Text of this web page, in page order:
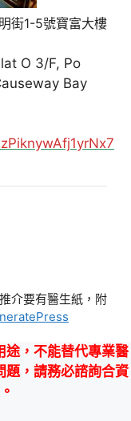
街1-5號寶富大樓
O 3/F, Po
Bay
介要有醫生紙，附
途，不能替代專業醫
題，請務必諮詢合資